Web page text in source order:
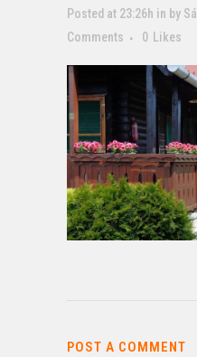
Posted at 23:26h in by
Comments
0 Likes
POST A COMMENT